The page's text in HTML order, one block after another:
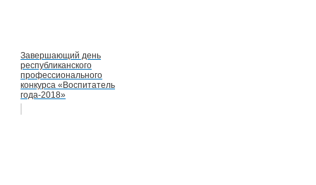
Завершающий день
республиканского
профессионального
конкурса «Воспитатель
года-2018»